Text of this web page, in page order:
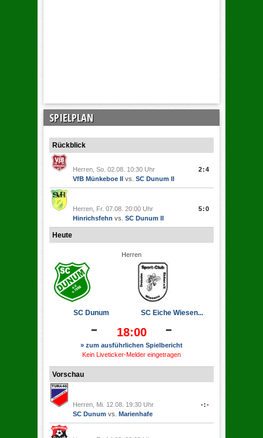
SPIELPLAN
Rückblick
Herren, So. 02.08. 10:30 Uhr
VfB Münkeboe II vs. SC Dunum II
2:4
Herren, Fr. 07.08. 20:00 Uhr
Hinrichsfehn vs. SC Dunum II
5:0
Heute
Herren
SC Dunum SC Eiche Wiesen...
- 18:00 -
» zum ausführlichen Spielbericht
Kein Liveticker-Melder eingetragen
Vorschau
Herren, Mi. 12.08. 19:30 Uhr
SC Dunum vs. Marienhafe
-:-